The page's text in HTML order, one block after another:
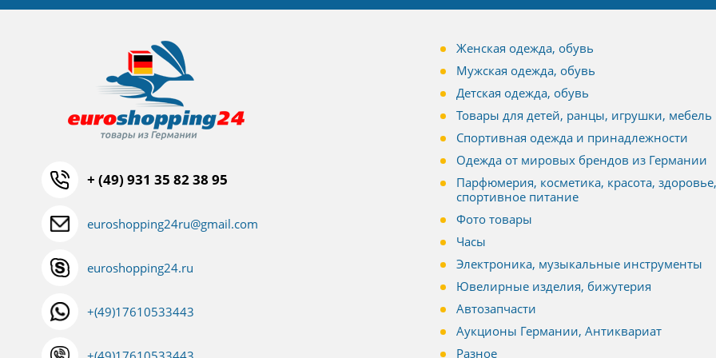
+ (49) 931 35 82 38 95
euroshopping24ru@gmail.com
euroshopping24.ru
+(49)17610533443
Женская одежда, обувь
Мужская одежда, обувь
Детская одежда, обувь
Товары для детей, ранцы, игрушки, мебель
Спортивная одежда и принадлежности
Одежда от мировых брендов из Германии
Парфюмерия, косметика, красота, здоровье,
спортивное питание
Фото товары
Часы
Электроника, музыкальные инструменты
Ювелирные изделия, бижутерия
Автозапчасти
Аукционы Германии, Антиквариат
Разное